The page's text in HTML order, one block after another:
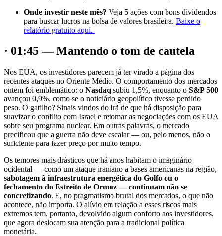
Onde investir neste mês? Veja 5 ações com bons dividendos
para buscar lucros na bolsa de valores brasileira. Baixe o
relatório gratuito aqui.
· 01:45 — Mantendo o tom de cautela
Nos EUA, os investidores parecem já ter virado a página dos
recentes ataques no Oriente Médio. O comportamento dos mercados
ontem foi emblemático: o Nasdaq subiu 1,5%, enquanto o S&P 500
avançou 0,9%, como se o noticiário geopolítico tivesse perdido
peso. O gatilho? Sinais vindos do Irã de que há disposição para
suavizar o conflito com Israel e retomar as negociações com os EUA
sobre seu programa nuclear. Em outras palavras, o mercado
precificou que a guerra não deve escalar — ou, pelo menos, não o
suficiente para fazer preço por muito tempo.
Os temores mais drásticos que há anos habitam o imaginário
ocidental — como um ataque iraniano a bases americanas na região,
sabotagem à infraestrutura energética do Golfo ou o
fechamento do Estreito de Ormuz — continuam não se
concretizando. E, no pragmatismo brutal dos mercados, o que não
acontece, não importa. O alívio em relação a esses riscos mais
extremos tem, portanto, devolvido algum conforto aos investidores,
que agora deslocam sua atenção para a tradicional política
monetária.